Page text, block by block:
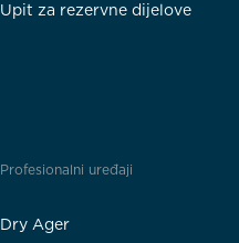
Upit za rezervne dijelove
Profesionalni uređaji
Dry Ager